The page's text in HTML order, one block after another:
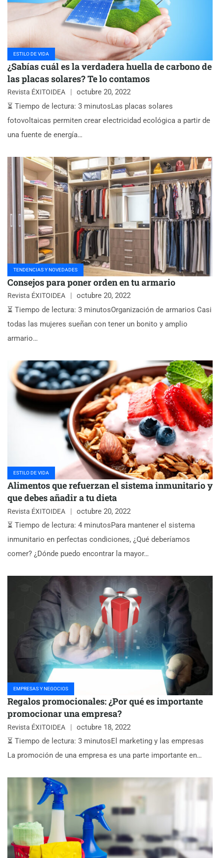
ESTILO DE VIDA
¿Sabías cuál es la verdadera huella de carbono de
las placas solares? Te lo contamos
Revista ÉXITOIDEA
octubre 20, 2022
⏳ Tiempo de lectura: 3 minutosLas placas solares
fotovoltaicas permiten crear electricidad ecológica a partir de
una fuente de energía…
TENDENCIAS Y NOVEDADES
Consejos para poner orden en tu armario
Revista ÉXITOIDEA
octubre 20, 2022
⏳ Tiempo de lectura: 3 minutosOrganización de armarios Casi
todas las mujeres sueñan con tener un bonito y amplio
armario…
ESTILO DE VIDA
Alimentos que refuerzan el sistema inmunitario y
que debes añadir a tu dieta
Revista ÉXITOIDEA
octubre 20, 2022
⏳ Tiempo de lectura: 4 minutosPara mantener el sistema
inmunitario en perfectas condiciones, ¿Qué deberíamos
comer? ¿Dónde puedo encontrar la mayor…
EMPRESAS Y NEGOCIOS
Regalos promocionales: ¿Por qué es importante
promocionar una empresa?
Revista ÉXITOIDEA
octubre 18, 2022
⏳ Tiempo de lectura: 3 minutosEl marketing y las empresas
La promoción de una empresa es una parte importante en…